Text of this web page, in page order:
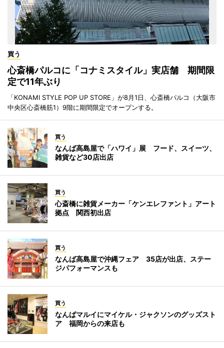
買う
心斎橋パルコに「コナミスタイル」実店舗 期間限
定で11年ぶり
「KONAMI STYLE POP UP STORE」が8月1日、心斎橋パルコ（大阪市
中央区心斎橋筋1）9階に期間限定でオープンする。
買う
なんば高島屋で「ハワイ」展 フード、スイーツ、
雑貨など30店出店
買う
心斎橋に雑貨メーカー「ケンエレファント」アート
拠点 関西初出店
買う
なんば高島屋で沖縄フェア 35店が出店、ステー
ジパフォーマンスも
買う
なんばマルイにマイケル・ジャクソンのグッズスト
ア 福岡からの来店も